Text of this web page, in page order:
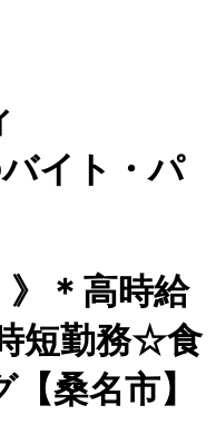
イト・パ
》＊高時給
短勤務☆食
桑名市】